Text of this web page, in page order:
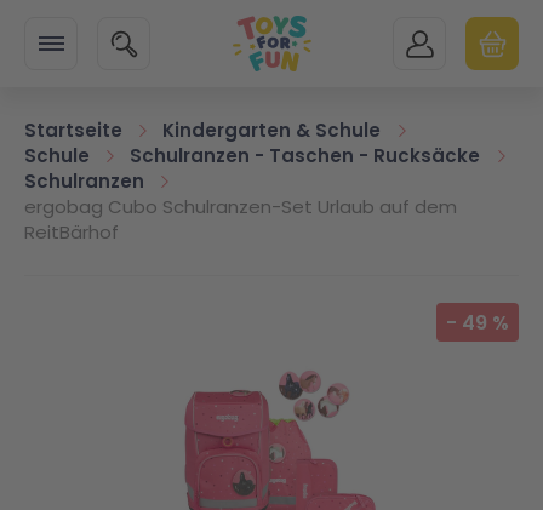
SUCHE MEIN KONTO
Startseite
Kindergarten & Schule
Schule
Schulranzen - Taschen - Rucksäcke
Schulranzen
ergobag Cubo Schulranzen-Set Urlaub auf dem
ReitBärhof
- 49 %